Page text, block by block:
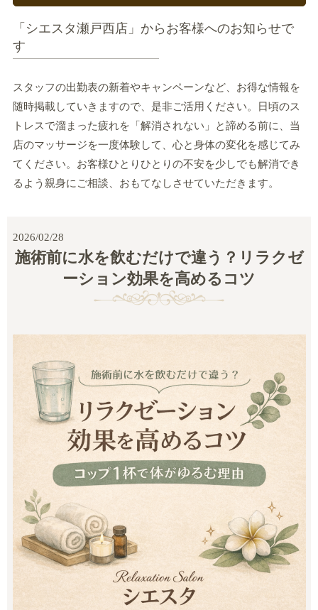
「シエスタ瀬戸西店」からお客様へのお知らせで
す
スタッフの出勤表の新着やキャンペーンなど、お得な情報を
随時掲載していきますので、是非ご活用ください。日頃のス
トレスで溜まった疲れを「解消されない」と諦める前に、当
店のマッサージを一度体験して、心と身体の変化を感じてみ
てください。お客様ひとりひとりの不安を少しでも解消でき
るよう親身にご相談、おもてなしさせていただきます。
2026/02/28
施術前に水を飲むだけで違う？リラクゼ
ーション効果を高めるコツ